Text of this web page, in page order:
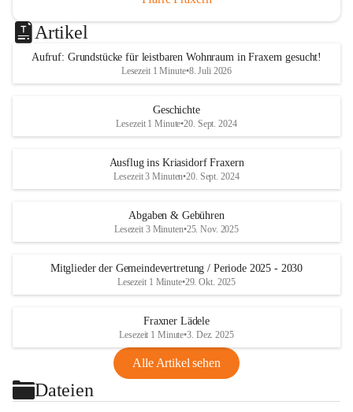
Artikel
Aufruf: Grundstücke für leistbaren Wohnraum in Fraxern gesucht!
Lesezeit 1 Minute•8. Juli 2026
Geschichte
Lesezeit 1 Minute•20. Sept. 2024
Ausflug ins Kriasidorf Fraxern
Lesezeit 3 Minuten•20. Sept. 2024
Abgaben & Gebühren
Lesezeit 3 Minuten•25. Nov. 2025
Mitglieder der Gemeindevertretung / Periode 2025 - 2030
Lesezeit 1 Minute•29. Okt. 2025
Fraxner Lädele
Lesezeit 1 Minute•3. Dez. 2025
Alle Artikel sehen
Dateien